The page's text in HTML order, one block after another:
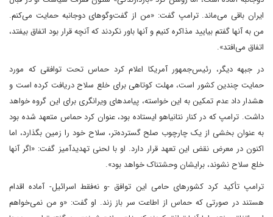
ایران باقی می‌ماند. ترامپ گفت: «من از گفت‌وگوهای دوجانبه حمایت می‌کنم.
من به آنها گفتم بیایید مذاکره کنیم و آنها باور نکردند که آنچه قرار بود اتفاق بیفتد،
اتفاق می‌افتد».
در جبهه دیگر، رئیس‌جمهور آمریکا اعلام کرد حماس تحت توافقی که مورد
حمایت چندین کشور است، مهلت کوتاهی برای خلع سلاح دریافت کرده است و
هشدار داد عدم تمکین به این خواسته، پیامدهای ویرانگری برای این گروه خواهد
داشت. ترامپ که در کنار نتانیاهو ایستاده بود، عنوان کرد حماس متعهد شده بود
به عنوان بخشی از یک چارچوب صلح گسترده‌تر، سلاح خود را زمین بگذارد، اما
اکنون در معرض نقض این تعهد قرار دارد. او با لحنی تهدیدآمیز گفت: «اگر آنها
خلع سلاح نشوند، برایشان وحشتناک خواهد بود».
ترامپ تأکید کرد کشورهای حامی این توافق -و نه‌فقط اسرائیل‌- آماده اقدام
هستند در صورتی که حماس از اطاعت سر باز زند. او گفت: «و من نمی‌خواهم